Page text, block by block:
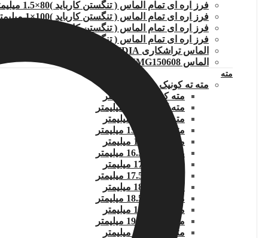
فرز اره ای تمام الماس ( تنگستن کارباید )80×1.5 میلیمتر
فرز اره ای تمام الماس ( تنگستن کارباید )100×1 میلیمتر
فرز اره ای تمام الماس ( تنگستن کارباید )100×1.2میلیمتر
فرز اره ای تمام الماس ( تنگستن کارباید )100×1.5میلیمتر
الماس تراشکاری TCMT110204.WIDIA
الماس DNMG150608
مته
مته ته کونیک
مته کونیک 14 میلیمتر
مته کونیک 14.5 میلیمتر
مته کونیک 15 میلیمتر
مته کونیک 15.5 میلیمتر
مته کونیک 16 میلیمتر
مته کونیک 16.5 میلیمتر
مته کونیک 17 میلیمتر
مته کونیک 18 میلیمتر
مته کونیک 18.5 میلیمتر
مته کونیک 19 میلیمتر
مته کونیک 19.5 میلیمتر
مته کونیک 20 میلیمتر